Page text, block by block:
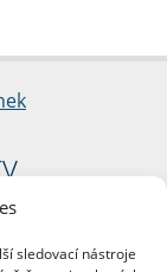
sledovací nástroje